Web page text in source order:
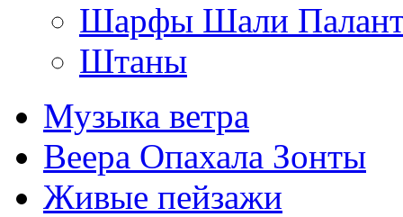
Шарфы Шали
Штаны
Музыка ветра
Веера Опахала Зонты
Живые пейзажи